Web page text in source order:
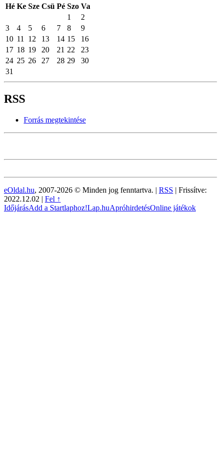
Hé Ke Sze Csü Pé Szo Va
1
2
3
4 5 6 7 8
9
10 11 12 13 14 15
16
17 18 19 20 21 22
23
24 25 26 27 28 29
30
31
RSS
Forrás megtekintése
eOldal.hu, 2007-2026 © Minden jog fenntartva. | RSS | Frissítve:
2022.12.02 | Fel ↑
IdőjárásAdd a Startlaphoz!Lap.huApróhirdetésOnline játékok